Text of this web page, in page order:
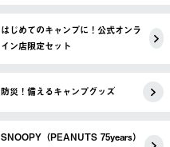
はじめてのキャンプに！公式オンラ
イン店限定セット
防災！備えるキャンプグッズ
SNOOPY（PEANUTS 75years）